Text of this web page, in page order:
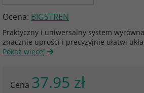
Ocena: BIGSTREN
Praktyczny i uniwersalny system
znacznie uprości i precyzyjnie ułatwi
Pokaż więcej
Cena 37.95 zł